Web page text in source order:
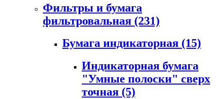
Фильтры и бумага
фильтровальная (231)
Бумага индикаторная (15)
Индикаторная бумага
"Умные полоски" сверх
точная (5)